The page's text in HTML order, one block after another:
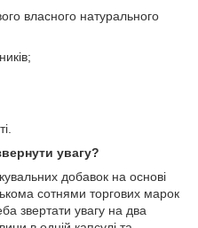
власного натурального
увагу?
добавок на основі
сотнями торгових марок
звертати увагу на два